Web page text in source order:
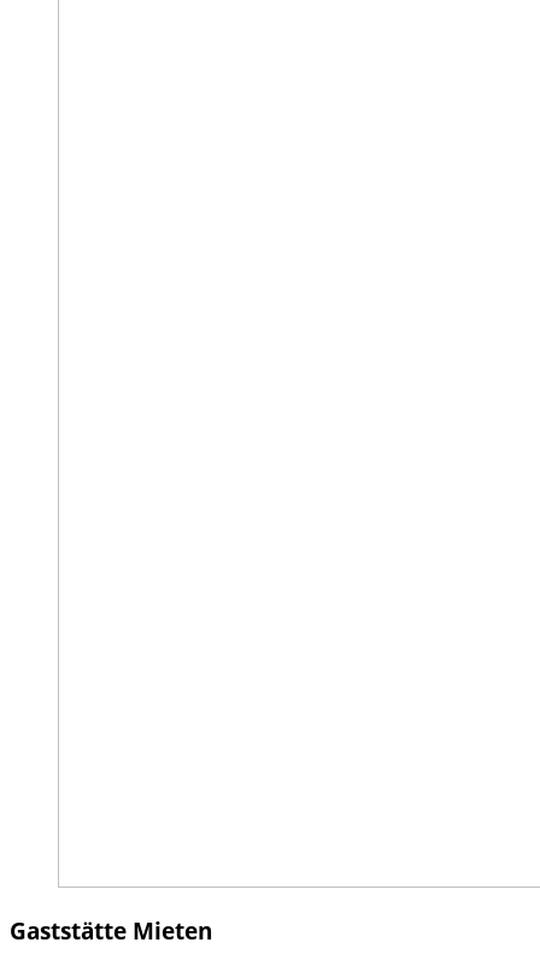
Gaststätte Mieten